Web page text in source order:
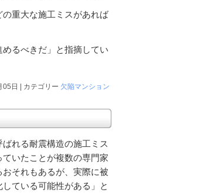
重大な施工ミスがあれば
るべきだ」と指摘してい
05日 | カテゴリー 欠陥マンション
れる耐震構造の施工ミス
いたことが複数の専門家
それもあるが、実際に被
ている可能性がある」と